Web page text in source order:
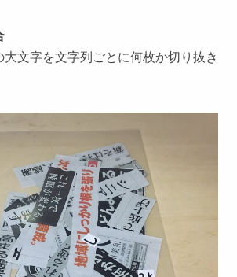
大文字を文字列ごとに何枚か切り抜き